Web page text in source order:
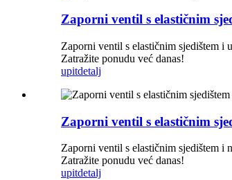
Zaporni ventil s elastičnim
Zaporni ventil s elastičnim sjedištem i
Zatražite ponudu već danas!
upitdetalj
Zaporni ventil s elastičnim
Zaporni ventil s elastičnim sjedištem i
Zatražite ponudu već danas!
upitdetalj